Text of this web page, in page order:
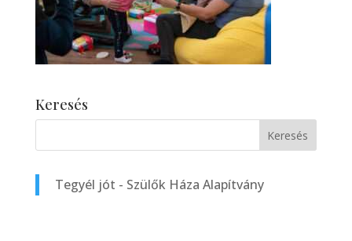
Keresés
Tegyél jót - Szülők Háza Alapítvány